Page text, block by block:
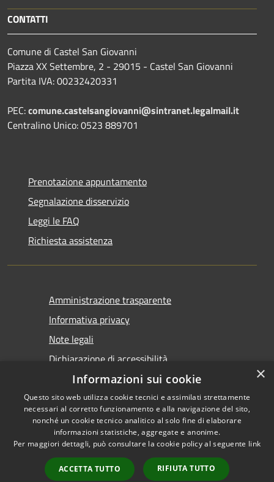
CONTATTI
Comune di Castel San Giovanni
Piazza XX Settembre, 2 - 29015 - Castel San Giovanni
Partita IVA: 00232420331
PEC:comune.castelsangiovanni@sintranet.legalmail.it
Centralino Unico: 0523 889701
Prenotazione appuntamento
Segnalazione disservizio
Leggi le FAQ
Richiesta assistenza
Amministrazione trasparente
Informativa privacy
Note legali
Dichiarazione di accessibilità
Accessibilità
Copyright © 2026 • Comune di
Castel San Giovanni • Powered
byMunicipium
Accesso
×
Informazioni sui cookie
Questo sito web utilizza cookie tecnici e assimilati strettamente
necessari al corretto funzionamento e alla navigazione del sito,
nonché un cookie tecnico analitico al solo fine di elaborare
informazioni statistiche, aggregate e anonime.
Per maggiori dettagli, può consultare la cookie policy al seguente link
ACCETTA TUTTO RIFIUTA TUTTO